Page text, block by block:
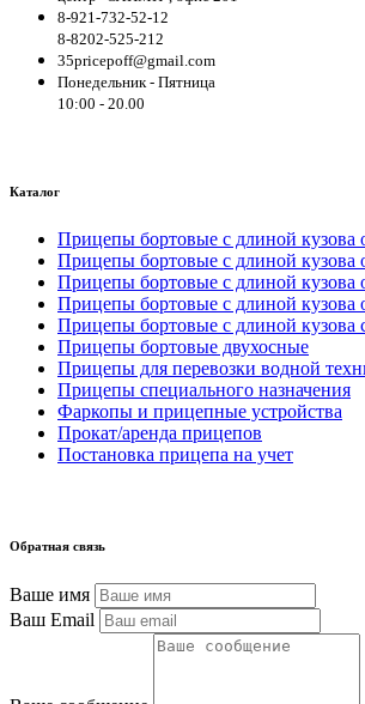
8-921-732-52-12
8-8202-525-212
35pricepoff@gmail.com
Понедельник - Пятница
10:00 - 20.00
Каталог
Прицепы бортовые с длиной кузова
Прицепы бортовые с длиной кузова
Прицепы бортовые с длиной кузова
Прицепы бортовые с длиной кузова
Прицепы бортовые с длиной кузова
Прицепы бортовые двухосные
Прицепы для перевозки водной
Прицепы специального назначения
Фаркопы и прицепные устройства
Прокат/аренда прицепов
Постановка прицепа на учет
Обратная связь
Ваше имя
Ваш Email